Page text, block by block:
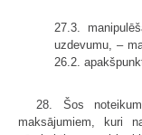
27.3.
uzdevumu, –
26.2.
28. Šos
maksājumiem, kuri